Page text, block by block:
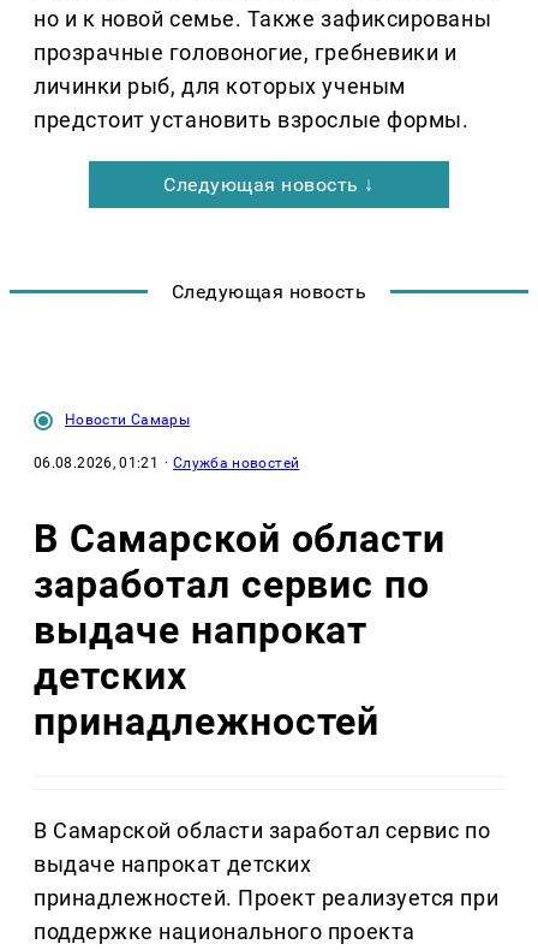
но и к новой семье. Также зафиксированы
прозрачные головоногие, гребневики и
личинки рыб, для которых ученым
предстоит установить взрослые формы.
Следующая новость ↓
Следующая новость
Новости Самары
06.08.2026, 01:21 · Служба новостей
В Самарской области
заработал сервис по
выдаче напрокат
детских
принадлежностей
В Самарской области заработал сервис по
выдаче напрокат детских
принадлежностей. Проект реализуется при
поддержке национального проекта